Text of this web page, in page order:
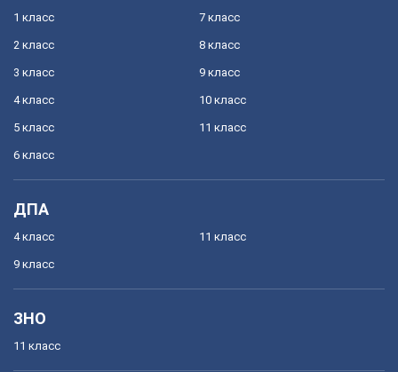
1 класс
2 класс
3 класс
4 класс
5 класс
6 класс
7 класс
8 класс
9 класс
10 класс
11 класс
ДПА
4 класс
9 класс
11 класс
ЗНО
11 класс